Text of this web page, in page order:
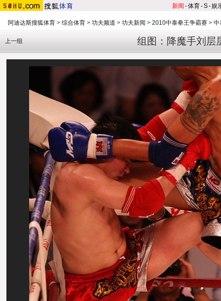
新闻 -体育-S-娱
阿迪达斯搜狐体育 > 综合体育 > 功夫频道 > 功夫新闻 > 2010中泰拳王争霸赛 > 中
组图：降魔手刘层
上一组